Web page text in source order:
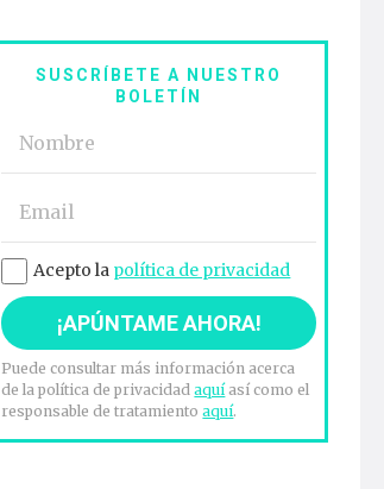
SUSCRÍBETE A NUESTRO
BOLETÍN
Acepto la política de privacidad
Puede consultar más información acerca
de la política de privacidadaquíasí como el
responsable de tratamientoaquí.